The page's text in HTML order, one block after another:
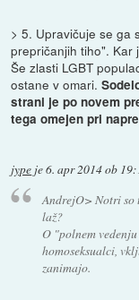
> 5. Upravičuje se ga
prepričanjih tiho". Kar
Še zlasti LGBT
ostane v omari.
strani je po novem
tega omejen pri
jype je6. apr 2014 ob
AndrejO> Notri so
laž?
O "polnem
homoseksualci,
zanimajo.